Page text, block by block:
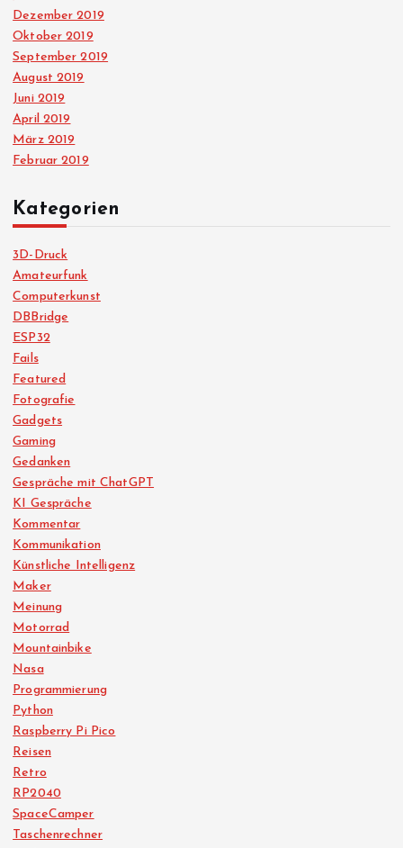
Dezember 2019
Oktober 2019
September 2019
August 2019
Juni 2019
April 2019
März 2019
Februar 2019
Kategorien
3D-Druck
Amateurfunk
Computerkunst
DBBridge
ESP32
Fails
Featured
Fotografie
Gadgets
Gaming
Gedanken
Gespräche mit ChatGPT
KI Gespräche
Kommentar
Kommunikation
Künstliche Intelligenz
Maker
Meinung
Motorrad
Mountainbike
Nasa
Programmierung
Python
Raspberry Pi Pico
Reisen
Retro
RP2040
SpaceCamper
Taschenrechner